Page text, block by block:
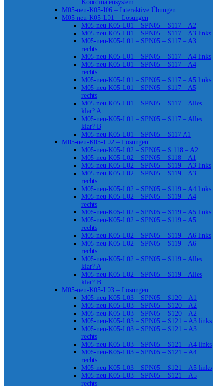
Koordinatensystem
M05-neu-K05-I06 – Interaktive Übungen
M05-neu-K05-L01 – Lösungen
M05-neu-K05-L01 – SPN05 – S117 – A2
M05-neu-K05-L01 – SPN05 – S117 – A3 links
M05-neu-K05-L01 – SPN05 – S117 – A3
rechts
M05-neu-K05-L01 – SPN05 – S117 – A4 links
M05-neu-K05-L01 – SPN05 – S117 – A4
rechts
M05-neu-K05-L01 – SPN05 – S117 – A5 links
M05-neu-K05-L01 – SPN05 – S117 – A5
rechts
M05-neu-K05-L01 – SPN05 – S117 – Alles
klar? A
M05-neu-K05-L01 – SPN05 – S117 – Alles
klar? B
M05-neu-K05-L01 – SPN05 – S117 A1
M05-neu-K05-L02 – Lösungen
M05-neu-K05-L02 – SPN05 – S 118 – A2
M05-neu-K05-L02 – SPN05 – S118 – A1
M05-neu-K05-L02 – SPN05 – S119 – A3 links
M05-neu-K05-L02 – SPN05 – S119 – A3
rechts
M05-neu-K05-L02 – SPN05 – S119 – A4 links
M05-neu-K05-L02 – SPN05 – S119 – A4
rechts
M05-neu-K05-L02 – SPN05 – S119 – A5 links
M05-neu-K05-L02 – SPN05 – S119 – A5
rechts
M05-neu-K05-L02 – SPN05 – S119 – A6 links
M05-neu-K05-L02 – SPN05 – S119 – A6
rechts
M05-neu-K05-L02 – SPN05 – S119 – Alles
klar? A
M05-neu-K05-L02 – SPN05 – S119 – Alles
klar? B
M05-neu-K05-L03 – Lösungen
M05-neu-K05-L03 – SPN05 – S120 – A1
M05-neu-K05-L03 – SPN05 – S120 – A2
M05-neu-K05-L03 – SPN05 – S120 – A2
M05-neu-K05-L03 – SPN05 – S121 – A3 links
M05-neu-K05-L03 – SPN05 – S121 – A3
rechts
M05-neu-K05-L03 – SPN05 – S121 – A4 links
M05-neu-K05-L03 – SPN05 – S121 – A4
rechts
M05-neu-K05-L03 – SPN05 – S121 – A5 links
M05-neu-K05-L03 – SPN05 – S121 – A5
rechts